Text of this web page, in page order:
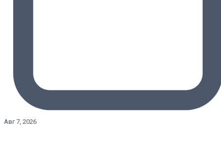
Авг 7, 2026